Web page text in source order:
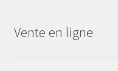
Vente en ligne